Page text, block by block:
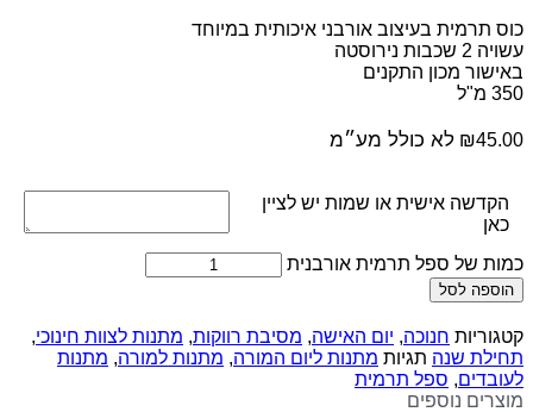
כוס תרמית בעיצוב אורבני איכותית במיוחד
עשויה 2 שכבות נירוסטה
באישור מכון התקנים
350 מ"ל
₪45.00 לא כולל מע״מ
הקדשה אישית או שמות יש לציין
כאן
כמות של ספל תרמית אורבנית
הוספה לסל
קטגוריות חנוכה, יום האישה, מסיבת רווקות, מתנות לצוות חינוכי,
תחילת שנה תגיות מתנות ליום המורה, מתנות למורה, מתנות
לעובדים, ספל תרמית
מוצרים נוספים